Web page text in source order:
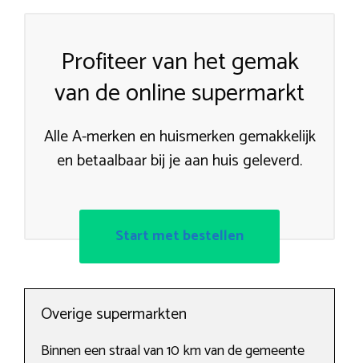
Profiteer van het gemak
van de online supermarkt
Alle A-merken en huismerken gemakkelijk
en betaalbaar bij je aan huis geleverd.
Start met bestellen
Overige supermarkten
Binnen een straal van 10 km van de gemeente